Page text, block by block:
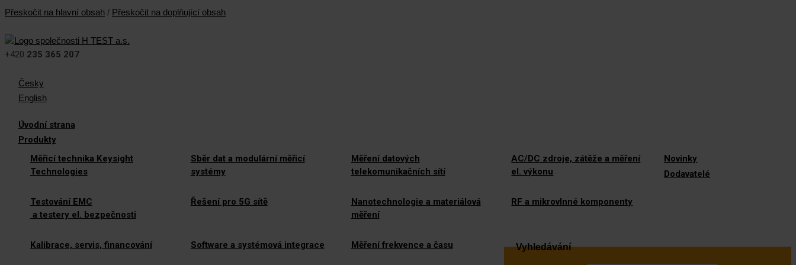
Přeskočit na hlavní obsah / Přeskočit na doplňující obsah
+420 235 365 207
Česky
English
Úvodní strana
Produkty
Měřicí technika Keysight
Technologies
Sběr dat a modulární měřicí
systémy
Měření datových
telekomunikačních sítí
AC/DC zdroje, zátěže a měření
el. výkonu
Testování EMC
a testery el. bezpečnosti
Řešení pro 5G sítě
Nanotechnologie a materiálová
měření
RF a mikrovlnné komponenty
Kalibrace, servis, financování Software a systémová integrace Měření frekvence a času
Novinky
Dodavatelé
Vyhledávání